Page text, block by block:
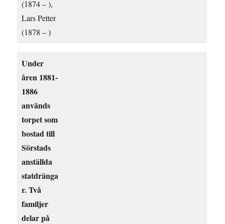
(1874 – ),
Lars Petter
(1878 – )
Under
åren 1881-
1886
används
torpet som
bostad till
Sörstads
anställda
statdränga
r. Två
familjer
delar på